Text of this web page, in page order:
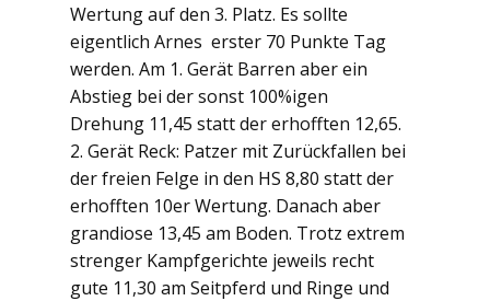
Wertung auf den 3. Platz. Es sollte
eigentlich Arnes erster 70 Punkte Tag
werden. Am 1. Gerät Barren aber ein
Abstieg bei der sonst 100%igen
Drehung 11,45 statt der erhofften 12,65.
2. Gerät Reck: Patzer mit Zurückfallen bei
der freien Felge in den HS 8,80 statt der
erhofften 10er Wertung. Danach aber
grandiose 13,45 am Boden. Trotz extrem
strenger Kampfgerichte jeweils recht
gute 11,30 am Seitpferd und Ringe und